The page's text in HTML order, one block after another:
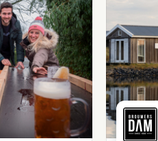
Waterrecreatie